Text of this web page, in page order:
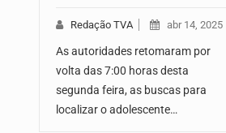
Redação TVA abr 14, 2025
As autoridades retomaram por
volta das 7:00 horas desta
segunda feira, as buscas para
localizar o adolescente…